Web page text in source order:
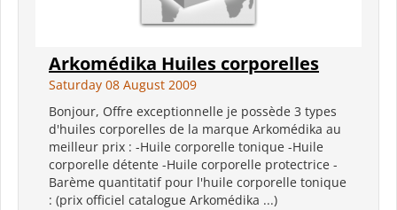
Arkomédika Huiles corporelles
Saturday 08 August 2009
Bonjour, Offre exceptionnelle je possède 3 types
d'huiles corporelles de la marque Arkomédika au
meilleur prix : -Huile corporelle tonique -Huile
corporelle détente -Huile corporelle protectrice -
Barème quantitatif pour l'huile corporelle tonique
: (prix officiel catalogue Arkomédika ...)